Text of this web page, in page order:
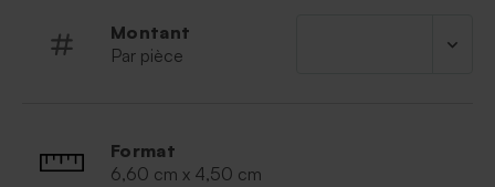
Montant
Par pièce
Format
6,60 cm x 4,50 cm